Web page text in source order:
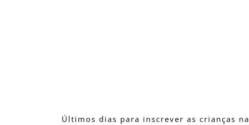
Últimos dias para inscrever as crianças na